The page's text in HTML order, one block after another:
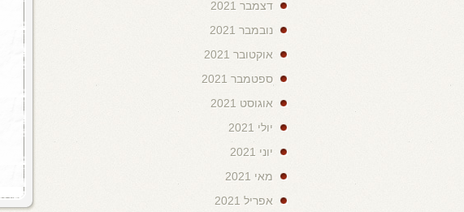
דצמבר 2021
נובמבר 2021
אוקטובר 2021
ספטמבר 2021
אוגוסט 2021
יולי 2021
יוני 2021
מאי 2021
אפריל 2021